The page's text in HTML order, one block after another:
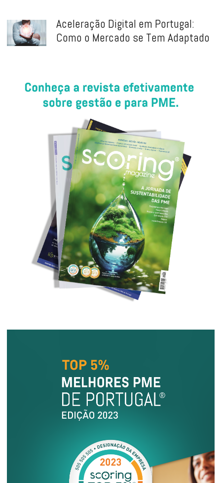
Aceleração Digital em Portugal:
Como o Mercado se Tem Adaptado